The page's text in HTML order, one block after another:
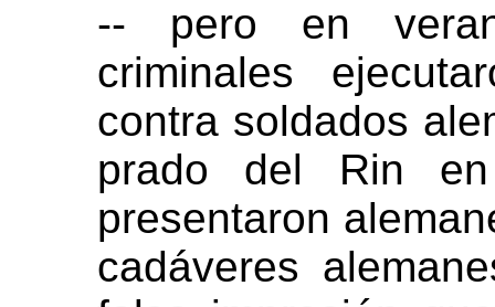
-- pero en
criminales
contra soldados
prado del Rin
presentaron
cadáveres